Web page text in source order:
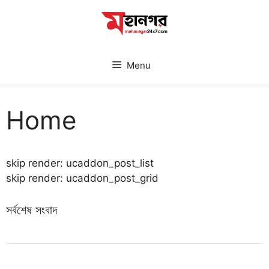
Menu
Home
skip render: ucaddon_post_list
skip render: ucaddon_post_grid
সর্বশেষ সংবাদ